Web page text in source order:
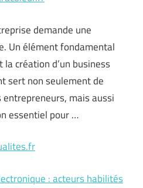
demande une
Un élément fondamental
création d’un business
sert non seulement de
mais aussi
essentiel pour …
: acteurs habilités